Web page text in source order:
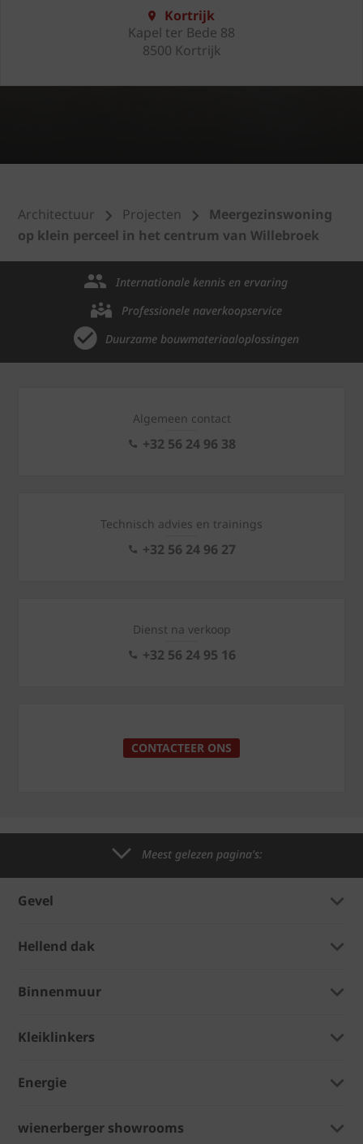
Kortrijk
Kapel ter Bede 88
8500 Kortrijk
Architectuur Projecten
Meergezinswoning
op klein perceel in het centrum van Willebroek
Internationale kennis en ervaring
Professionele naverkoopservice
Duurzame bouwmateriaaloplossingen
Algemeen contact
+32 56 24 96 38
Technisch advies en trainings
+32 56 24 96 27
Dienst na verkoop
+32 56 24 95 16
CONTACTEER ONS
Meest gelezen pagina's:
Gevel
Hellend dak
Binnenmuur
Kleiklinkers
Energie
wienerberger showrooms